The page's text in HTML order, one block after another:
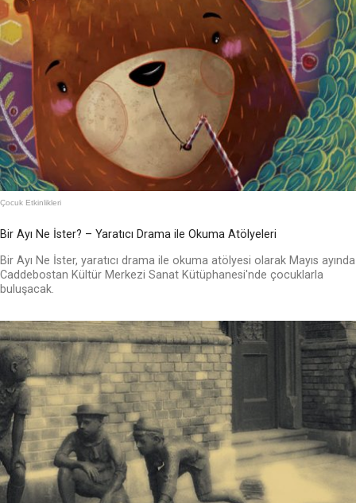
Çocuk Etkinlikleri
Bir Ayı Ne İster? – Yaratıcı Drama ile Okuma Atölyeleri
Bir Ayı Ne İster, yaratıcı drama ile okuma atölyesi olarak Mayıs ayında
Caddebostan Kültür Merkezi Sanat Kütüphanesi'nde çocuklarla
buluşacak.